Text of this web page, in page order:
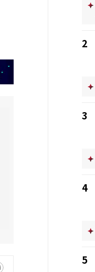
2
3
4
5